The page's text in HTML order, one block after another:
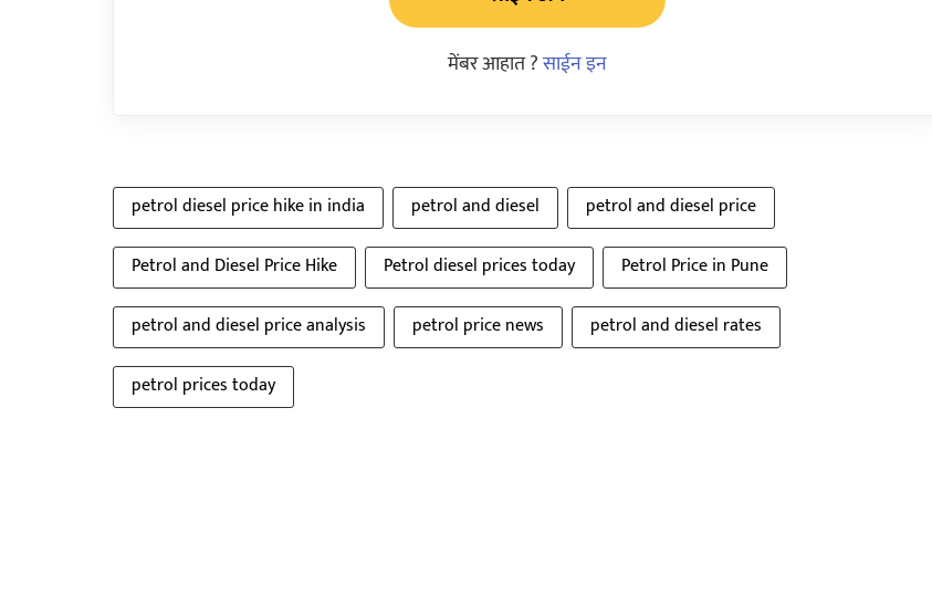
मेंबर आहात ?साईन इन
petrol diesel price hike in india petrol and diesel
petrol and diesel price
Petrol and Diesel Price Hike
Petrol diesel prices today
Petrol Price in Pune
petrol and diesel price analysis
petrol price news
petrol and diesel rates
petrol prices today